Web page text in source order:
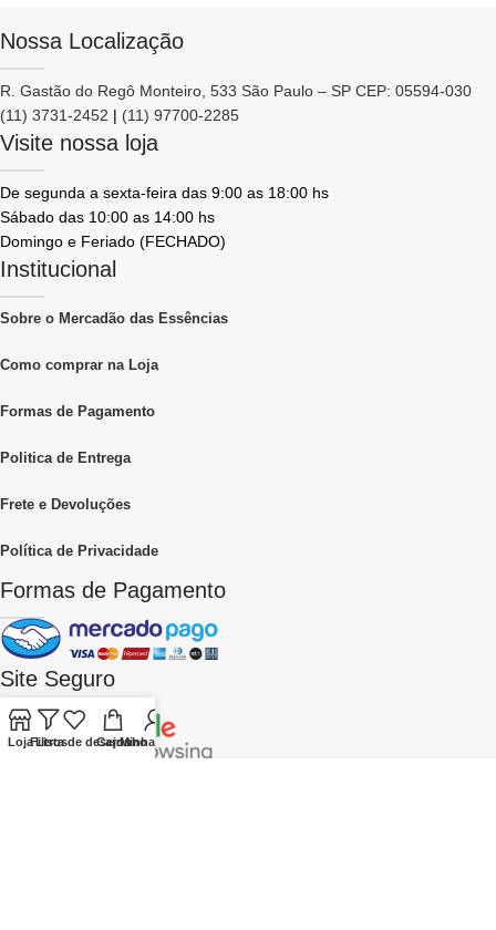
Nossa Localização
R. Gastão do Regô Monteiro, 533 São Paulo – SP CEP: 05594-030
(11) 3731-2452 | (11) 97700-2285
Visite nossa loja
De segunda a sexta-feira das 9:00 as 18:00 hs
Sábado das 10:00 as 14:00 hs
Domingo e Feriado (FECHADO)
Institucional
Sobre o Mercadão das Essências
Como comprar na Loja
Formas de Pagamento
Politica de Entrega
Frete e Devoluções
Política de Privacidade
Formas de Pagamento
Site Seguro
LojaFiltros
Lista de desejos
CarrinhoMinha conta